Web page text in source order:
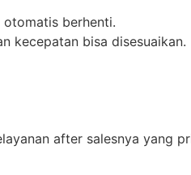
otomatis berhenti.
kecepatan bisa disesuaikan.
after salesnya yang